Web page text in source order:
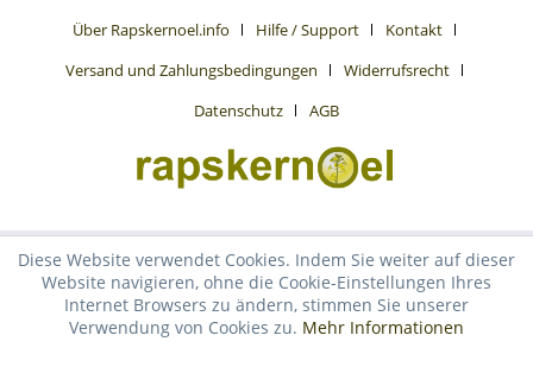
Über Rapskernoel.info
Hilfe / Support
Kontakt
Versand und Zahlungsbedingungen
Widerrufsrecht
Datenschutz
AGB
Diese Website verwendet Cookies. Indem Sie weiter auf dieser
Website navigieren, ohne die Cookie-Einstellungen Ihres
Internet Browsers zu ändern, stimmen Sie unserer
Verwendung von Cookies zu. Mehr Informationen